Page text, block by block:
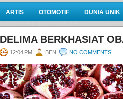
ARTIS OTOMOTIF DUNIA UNIK
DELIMA BERKHASIAT
12:04 PM BEN NO COMMENTS